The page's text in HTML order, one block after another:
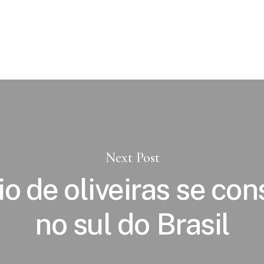
Next Post
de oliveiras se
no sul do Brasil